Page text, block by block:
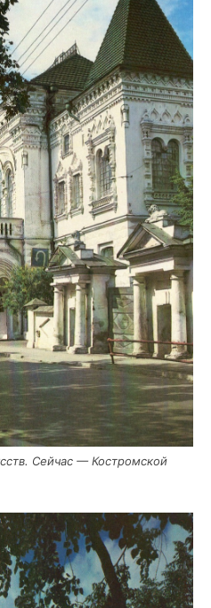
Сей­час — Костром­ской